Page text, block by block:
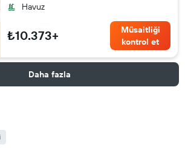
Havuz
₺10.373+
Müsaitliği
kontrol et
Daha fazla